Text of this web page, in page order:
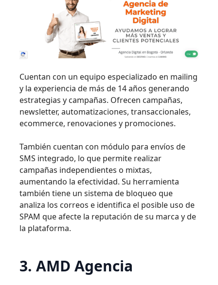
Cuentan con un equipo especializado en mailing
y la experiencia de más de 14 años generando
estrategias y campañas. Ofrecen campañas,
newsletter, automatizaciones, transaccionales,
ecommerce, renovaciones y promociones.
También cuentan con módulo para envíos de
SMS integrado, lo que permite realizar
campañas independientes o mixtas,
aumentando la efectividad. Su herramienta
también tiene un sistema de bloqueo que
analiza los correos e identifica el posible uso de
SPAM que afecte la reputación de su marca y de
la plataforma.
3. AMD Agencia